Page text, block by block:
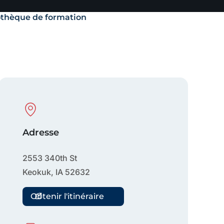
de formation
Physical Location
Adresse
2553 340th St
Keokuk, IA 52632
Obtenir l'itinéraire